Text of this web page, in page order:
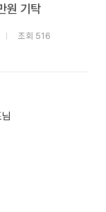
원 기탁
조회 516